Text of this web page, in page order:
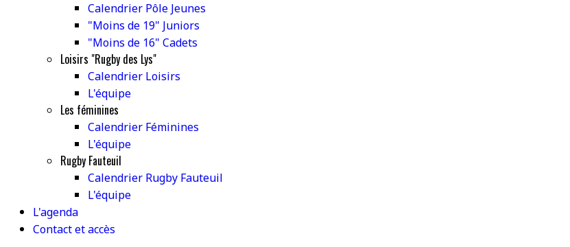
Calendrier Pôle Jeunes
"Moins de 19" Juniors
"Moins de 16" Cadets
Loisirs "Rugby des Lys"
Calendrier Loisirs
L'équipe
Les féminines
Calendrier Féminines
L'équipe
Rugby Fauteuil
Calendrier Rugby Fauteuil
L'équipe
L'agenda
Contact et accès